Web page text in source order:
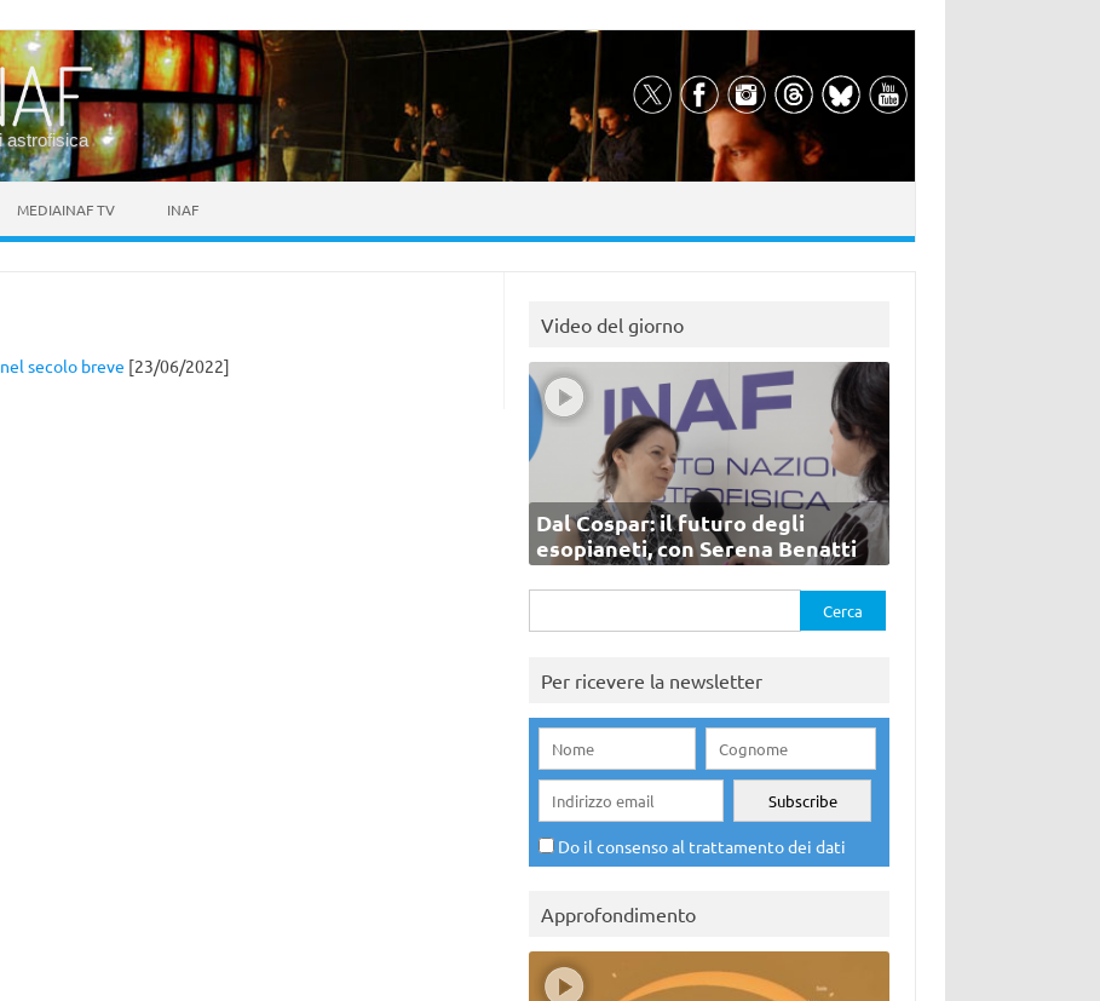
astrofisica
MEDIAINAF TV INAF
secolo breve [23/06/2022]
Video del giorno
Dal Cospar: il futuro degli
esopianeti, con Serena Benatti
per:
Per ricevere la newsletter
Do il consenso al trattamento dei dati
Approfondimento